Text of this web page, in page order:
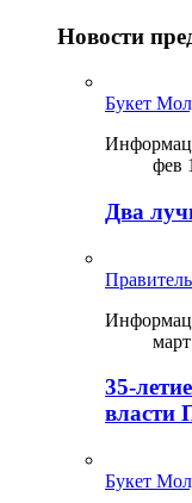
Новости
Букет
фев
Два
35-
власти
Букет